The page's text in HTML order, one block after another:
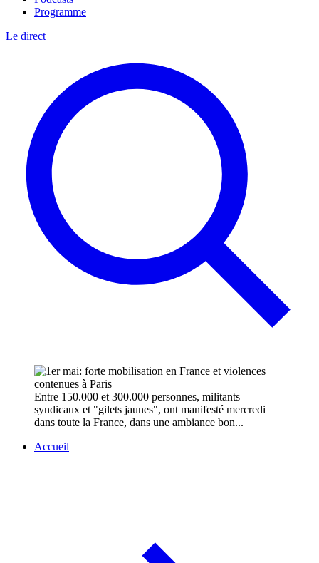
Programme
Le direct
Entre 150.000 et 300.000 personnes, militants
syndicaux et "gilets jaunes", ont manifesté mercredi
dans toute la France, dans une ambiance bon...
Accueil